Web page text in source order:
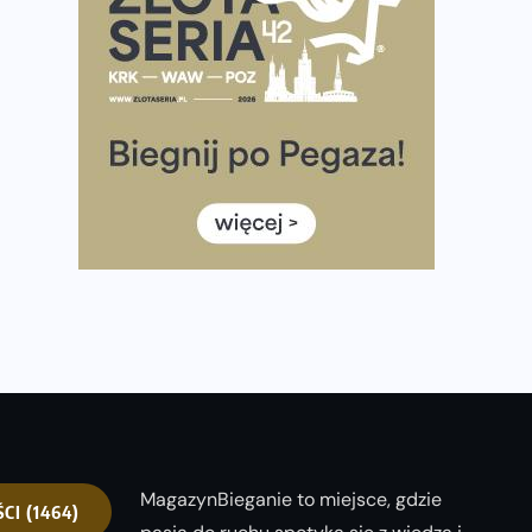
Już w ten weekend! Przed nami Nocny Portowy
Maraton i Półmaraton Szczeciński. Wszystko, co warto
Medal i koszulka 35. Biegu Powstania Warszawskiego.
Na listach startowych są jeszcze wolne miejsca
(1464)
MagazynBieganie to miejsce, gdzie